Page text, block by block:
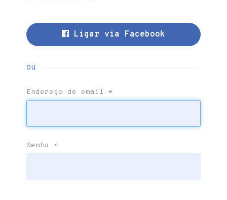
Ligar via Facebook
ou
Endereço de email *
Senha *